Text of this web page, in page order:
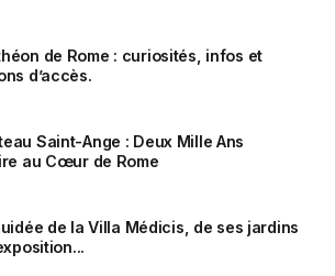
de Rome : curiosités, infos et
d’accès.
Saint-Ange : Deux Mille Ans
au Cœur de Rome
de la Villa Médicis, de ses jardins